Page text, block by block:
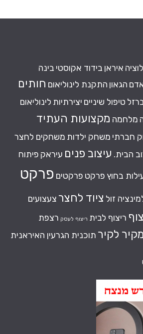
איראן בידוד אקוסטי בינה
הגאון התקנת לינוליאום חותים
טיפול שיניים יצירתיות לינוליאום
מלחמה מקצועות העתיד
חברתי משחק ילדות משחקים לחצר
הבית. עיצוב פנים עיראק פיתוח
בחוץ פרקט פרקטים פרקט
זול ציוד לחצר צעצועים
ריצוף לבית ריצוף לעסק רצפת
לקיר תוכנית הגרעין האיראנית